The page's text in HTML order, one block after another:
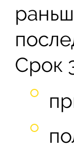
Срок